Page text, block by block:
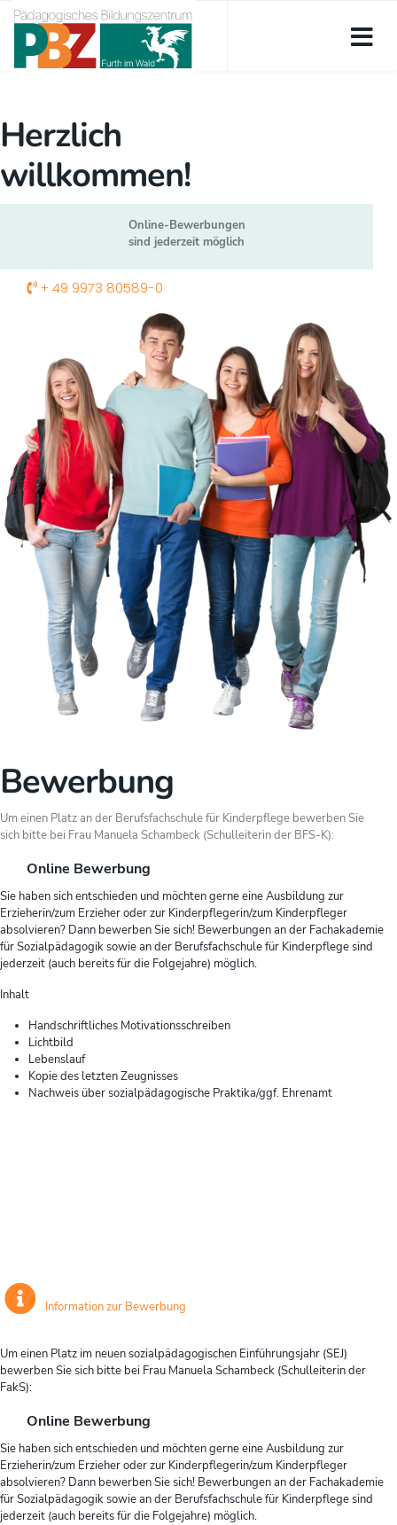
Herzlich
willkommen!
Online-Bewerbungen
sind jederzeit möglich
+ 49 9973 80589-0
Bewerbung
Um einen Platz an der Berufsfachschule für Kinderpflege bewerben Sie
sich bitte bei Frau Manuela Schambeck (Schulleiterin der BFS-K):
Online Bewerbung
Sie haben sich entschieden und möchten gerne eine Ausbildung zur
Erzieherin/zum Erzieher oder zur Kinderpflegerin/zum Kinderpfleger
absolvieren? Dann bewerben Sie sich! Bewerbungen an der Fachakademie
für Sozialpädagogik sowie an der Berufsfachschule für Kinderpflege sind
jederzeit (auch bereits für die Folgejahre) möglich.
Inhalt
Handschriftliches Motivationsschreiben
Lichtbild
Lebenslauf
Kopie des letzten Zeugnisses
Nachweis über sozialpädagogische Praktika/ggf. Ehrenamt
Information zur Bewerbung
Um einen Platz im neuen sozialpädagogischen Einführungsjahr (SEJ)
bewerben Sie sich bitte bei Frau Manuela Schambeck (Schulleiterin der
FakS):
Online Bewerbung
Sie haben sich entschieden und möchten gerne eine Ausbildung zur
Erzieherin/zum Erzieher oder zur Kinderpflegerin/zum Kinderpfleger
absolvieren? Dann bewerben Sie sich! Bewerbungen an der Fachakademie
für Sozialpädagogik sowie an der Berufsfachschule für Kinderpflege sind
jederzeit (auch bereits für die Folgejahre) möglich.